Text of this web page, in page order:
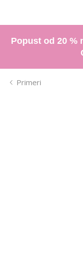
Popust od 20 %
Primeri